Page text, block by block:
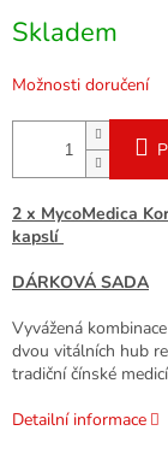
cena:
Skladem
Možnosti doručení
2 x MycoMedica
kapslí
DÁRKOVÁ SADA
Vyvážená
dvou vitálních hub
tradiční čínské
Detailní informace